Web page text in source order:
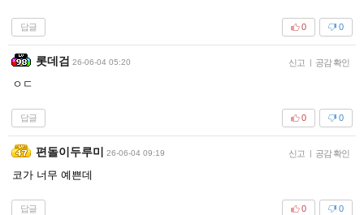
답글 0
0
롯데검 26-06-04 05:20 신고 | 공감 확인
ㅇㄷ
답글 0
0
편돌이두루미 26-06-04 09:19 신고 | 공감 확인
코가 너무 예쁜데
답글 0
0